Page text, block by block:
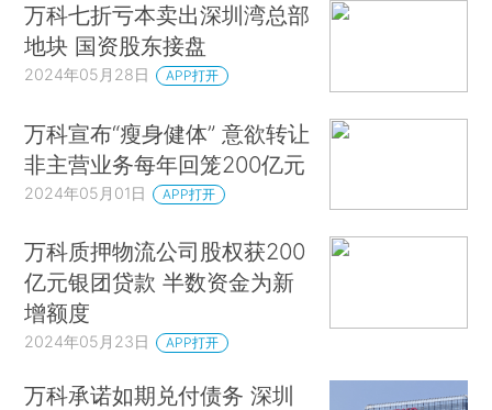
万科七折亏本卖出深圳湾总部
地块 国资股东接盘
2024年05月28日 APP打开
万科宣布“瘦身健体” 意欲转让
非主营业务每年回笼200亿元
2024年05月01日 APP打开
万科质押物流公司股权获200
亿元银团贷款 半数资金为新
增额度
2024年05月23日 APP打开
万科承诺如期兑付债务 深圳